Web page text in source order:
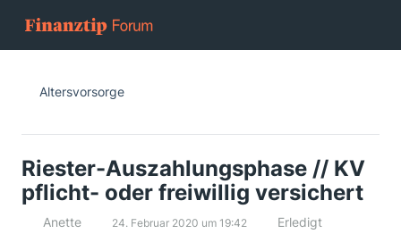
Altersvorsorge
Riester-Auszahlungsphase // KV
pflicht- oder freiwillig versichert
Anette 24. Februar 2020 um 19:42 Erledigt